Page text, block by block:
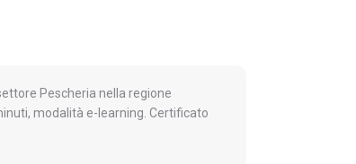
Pescheria nella regione
modalità e-learning. Certificato